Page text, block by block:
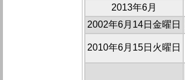
2013年6月
2002年6月14日金曜日
2010年6月15日火曜日